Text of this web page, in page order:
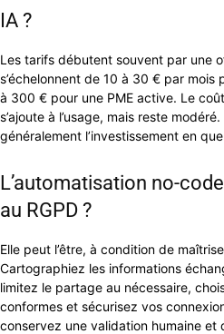
IA ?
Les tarifs débutent souvent par une
s’échelonnent de 10 à 30 € par
à 300 € pour une PME active. Le
s’ajoute à l’usage, mais reste
généralement l’investissement en
L’automatisation no-
au RGPD ?
Elle peut l’être, à condition de
Cartographiez les informations
limitez le partage au nécessaire,
conformes et sécurisez vos
conservez une validation humaine